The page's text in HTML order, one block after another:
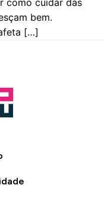
como cuidar das
bem.
[…]